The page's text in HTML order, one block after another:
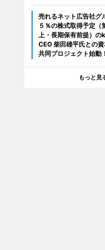
売れるネット広告社
５％の株式取得予定（
上・長期保有前提）
CEO 柴田雄平氏との
共同プロジェクト始動！
もっと見